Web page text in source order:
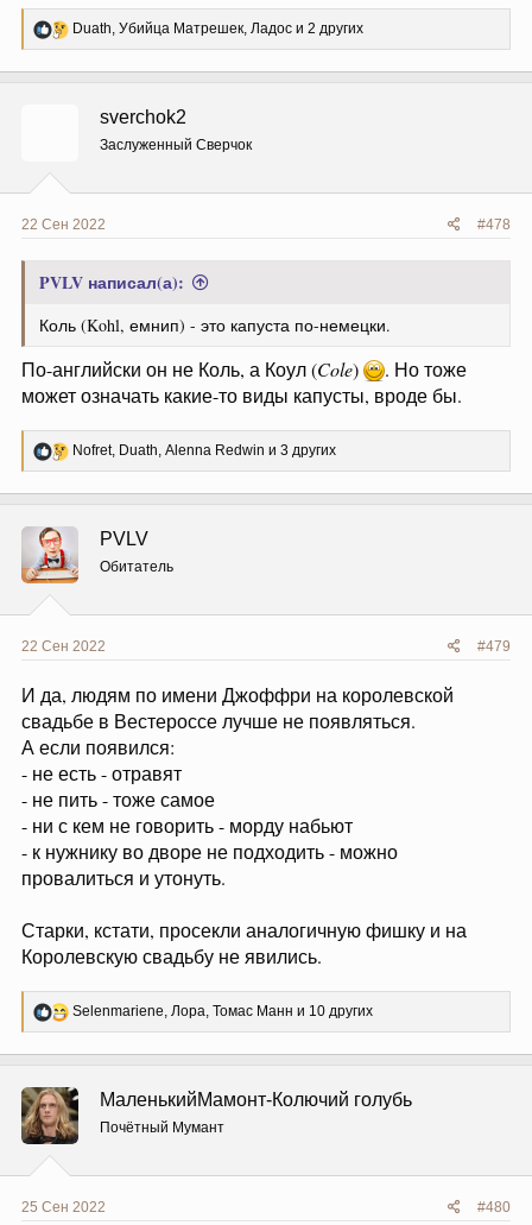
Р
е
Duath, Убийца Матрешек, Ладос и 2 других
sverchok2
Заслуженный Сверчок
22 Сен 2022 #478
PVLV написал(а):
Коль (Kohl, емнип) - это капуста по-немецки.
По-английски он не Коль, а Коул (Cole)
. Но тоже
может означать какие-то виды капусты, вроде бы.
Р
е
ц
и
:
Nofret, Duath, Alenna Redwin и 3 других
PVLV
Обитатель
22 Сен 2022 #479
И да, людям по имени Джоффри на королевской
свадьбе в Вестероссе лучше не появляться.
А если появился:
- не есть - отравят
- не пить - тоже самое
- ни с кем не говорить - морду набьют
- к нужнику во дворе не подходить - можно
провалиться и утонуть.
Старки, кстати, просекли аналогичную фишку и на
Королевскую свадьбу не явились.
Р
е
ц
и
и
:
Selenmariene, Лора, Томас Манн и 10 других
МаленькийМамонт-Колючий голубь
Почётный Мумант
25 Сен 2022 #480